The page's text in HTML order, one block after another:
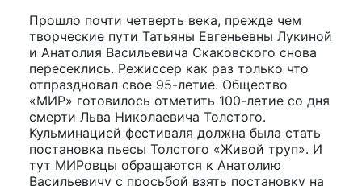
Прошло почти четверть века, прежде чем
творческие пути Татьяны Евгеньевны Лукиной
и Анатолия Васильевича Скаковского снова
пересеклись. Режиссер как раз только что
отпраздновал свое 95-летие. Общество
«МИР» готовилось отметить 100-летие со дня
смерти Льва Николаевича Толстого.
Кульминацией фестиваля должна была стать
постановка пьесы Толстого «Живой труп». И
тут МИРовцы обращаются к Анатолию
Васильевичу с просьбой взять постановку на